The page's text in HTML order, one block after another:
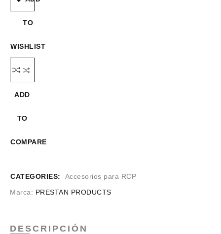
TO
WISHLIST
ADD
TO
COMPARE
CATEGORIES:
Accesorios para RCP
Marca: PRESTAN PRODUCTS
DESCRIPCIÓN